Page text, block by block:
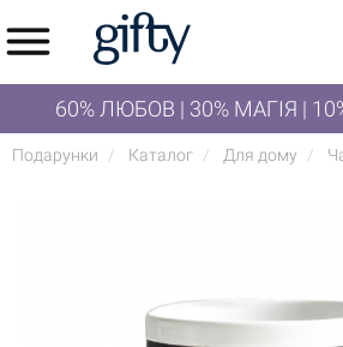
60% ЛЮБОВ | 30% МАГІЯ |
Подарунки Каталог Для дому